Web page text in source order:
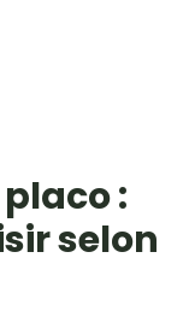
:
selon